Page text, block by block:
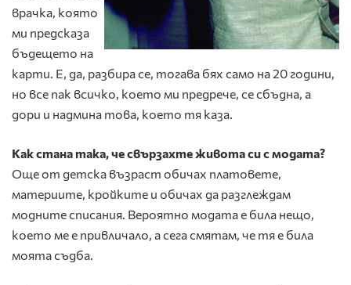
врачка, която
ми предсказа
бъдещето на
карти. Е, да, разбира се, тогава бях само на 20 години,
но все пак всичко, което ми предрече, се сбъд­на, а
дори и надмина това, което тя каза.
Как стана така, че свързахте живота си с мода­та?
Още от детска възраст обичах платовете,
материите, кройките и обичах да разглеждам
модните списания. Вероятно модата е била нещо,
което ме е привличало, а сега смятам, че тя е била
моята съдба.